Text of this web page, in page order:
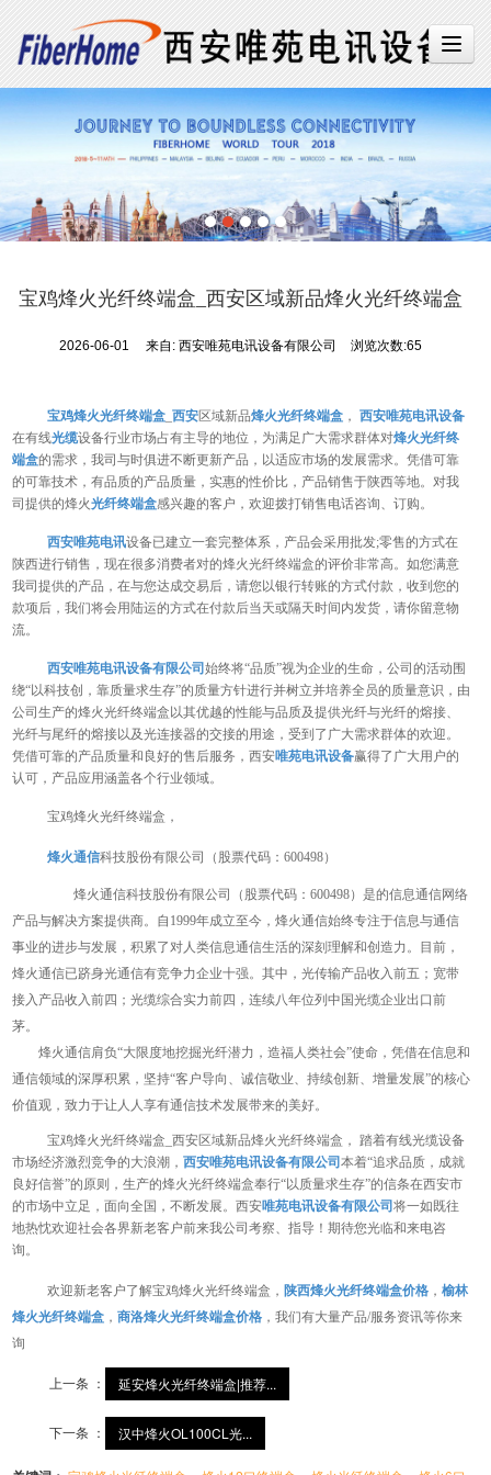
宝鸡烽火光纤终端盒_西安区域新品烽火光纤终端盒
2026-06-01 来自:西安唯苑电讯设备有限公司 浏览次数:65
宝鸡烽火光纤终端盒_ 西安区域新品烽火光纤终端盒， 西安唯苑电讯设备
在有线光缆设备行业市场占有主导的地位，为满足广大需求群体对烽火光纤终
端盒的需求，我司与时俱进不断更新产品，以适应市场的发展需求。凭借可靠
的可靠技术，有品质的产品质量，实惠的性价比，产品销售于陕西等地。对我
司提供的烽火光纤终端盒感兴趣的客户，欢迎拨打销售电话咨询、订购。
西安唯苑电讯设备已建立一套完整体系，产品会采用批发;零售的方式在
陕西进行销售，现在很多消费者对的烽火光纤终端盒的评价非常高。如您满意
我司提供的产品，在与您达成交易后，请您以银行转账的方式付款，收到您的
款项后，我们将会用陆运的方式在付款后当天或隔天时间内发货，请你留意物
流。
西安唯苑电讯设备有限公司 始终将“品质”视为企业的生命，公司的活动围
绕“以科技创，靠质量求生存”的质量方针进行并树立并培养全员的质量意识，由
公司生产的烽火光纤终端盒以其优越的性能与品质及提供光纤与光纤的熔接、
光纤与尾纤的熔接以及光连接器的交接的用途，受到了广大需求群体的欢迎。
凭借可靠的产品质量和良好的售后服务，西安唯苑电讯设备赢得了广大用户的
认可，产品应用涵盖各个行业领域。
宝鸡烽火光纤终端盒，
烽火通信科技股份有限公司（股票代码：600498）
烽火通信科技股份有限公司（股票代码：600498）是的信息通信网络
产品与解决方案提供商。自1999年成立至今，烽火通信始终专注于信息与通信
事业的进步与发展，积累了对人类信息通信生活的深刻理解和创造力。目前，
烽火通信已跻身光通信有竞争力企业十强。其中，光传输产品收入前五；宽带
接入产品收入前四；光缆综合实力前四，连续八年位列中国光缆企业出口前
茅。
烽火通信肩负“大限度地挖掘光纤潜力，造福人类社会”使命，凭借在信息和
通信领域的深厚积累，坚持“客户导向、诚信敬业、持续创新、增量发展”的核心
价值观，致力于让人人享有通信技术发展带来的美好。
宝鸡烽火光纤终端盒_西安区域新品烽火光纤终端盒， 踏着有线光缆设备
市场经济激烈竞争的大浪潮， 西安唯苑电讯设备有限公司 本着“追求品质，成就
良好信誉”的原则，生产的烽火光纤终端盒奉行“以质量求生存”的信条在西安市
的市场中立足，面向全国，不断发展。西安唯苑电讯设备有限公司 将一如既往
地热忱欢迎社会各界新老客户前来我公司考察、指导！期待您光临和来电咨
询。
欢迎新老客户了解宝鸡烽火光纤终端盒， 陕西烽火光纤终端盒价格， 榆林
烽火光纤终端盒， 商洛烽火光纤终端盒价格，我们有大量产品/服务资讯等你来
询
上一条 ： 延安烽火光纤终端盒|推荐...
下一条 ： 汉中烽火OL100CL光...